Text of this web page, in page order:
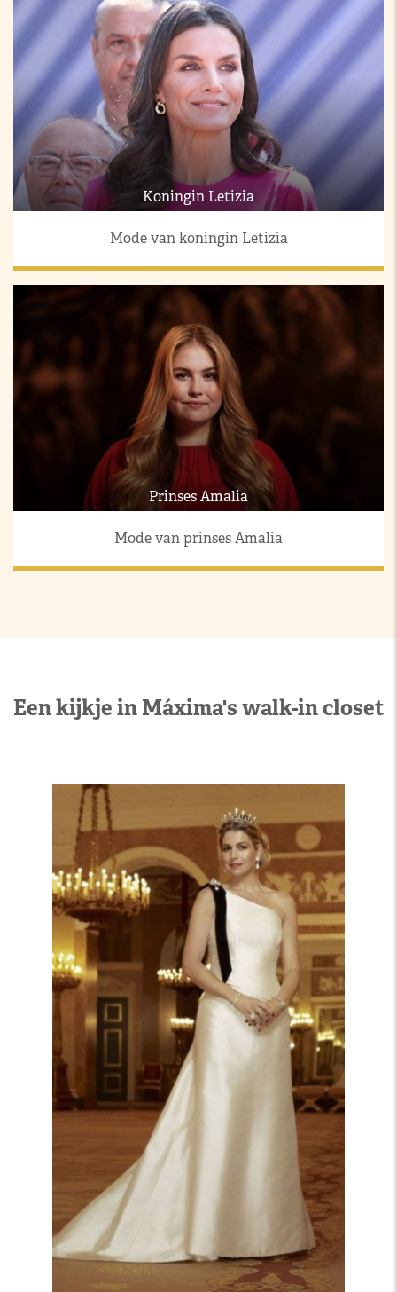
Koningin Letizia
Mode van koningin Letizia
Prinses Amalia
Mode van prinses Amalia
Een kijkje in Máxima's walk-in closet